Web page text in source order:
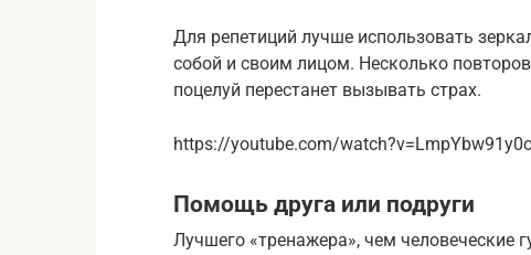
Для репетиций лучше использовать
собой и своим лицом. Несколько
поцелуй перестанет вызывать страх.
https://youtube.com/
Помощь друга или подруги
Лучшего «тренажера», чем